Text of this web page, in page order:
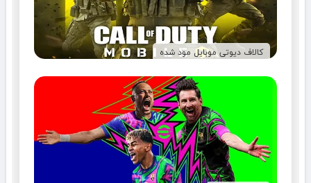
کالاف دیوتی موبایل مود شده